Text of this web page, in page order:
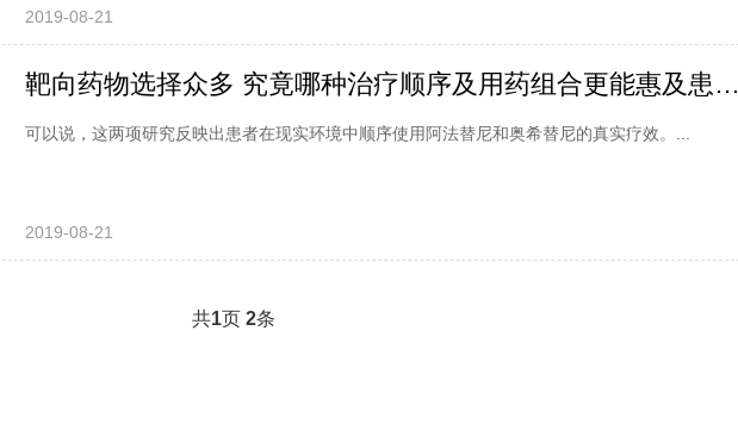
2019-08-21
靶向药物选择众多 究竟哪种治疗顺序及用药组合更能惠及患者？
可以说，这两项研究反映出患者在现实环境中顺序使用阿法替尼和奥希替尼的真实疗效。...
2019-08-21
共1页 2条